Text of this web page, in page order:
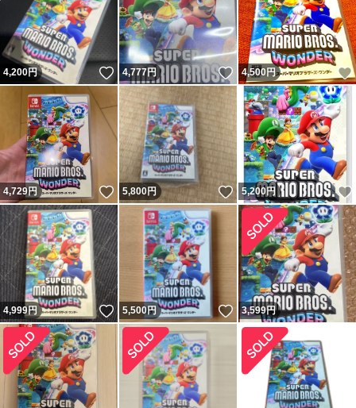
4,200円 いいね！
4,777円 いいね！
4,500円
4,729円 いいね！
5,800円 いいね！
5,200 円
4,999円 いいね！
5,500円 いいね！
3,599円